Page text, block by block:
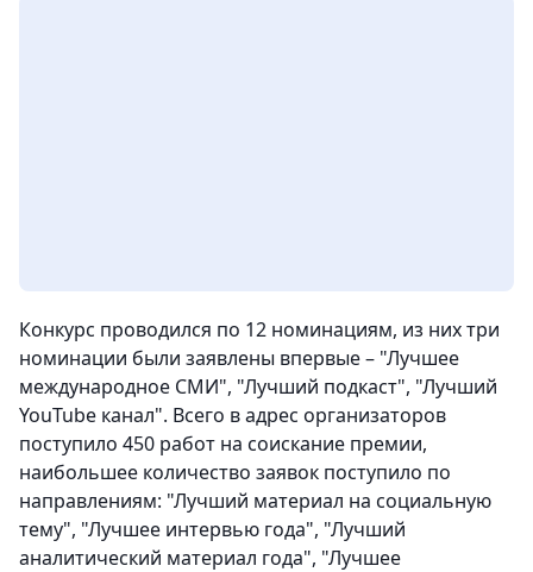
Конкурс проводился по 12 номинациям, из них три
номинации были заявлены впервые – "Лучшее
международное СМИ", "Лучший подкаст", "Лучший
YouTube канал". Всего в адрес организаторов
поступило 450 работ на соискание премии,
наибольшее количество заявок поступило по
направлениям: "Лучший материал на социальную
тему", "Лучшее интервью года", "Лучший
аналитический материал года", "Лучшее